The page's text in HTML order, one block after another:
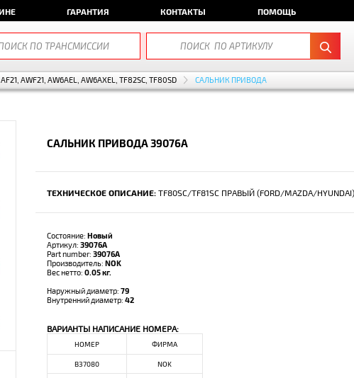
ГАРАНТИЯ КОНТАКТЫ ПОМОЩЬ
AWF21, AW6AEL, AW6AXEL, TF82SC, TF80SD САЛЬНИК ПРИВОДА
САЛЬНИК ПРИВОДА 39076A
ТЕХНИЧЕСКОЕ ОПИСАНИЕ: TF80SC/TF81SC ПРАВЫЙ (FORD/MAZDA/HYUNDAI)
Состояние: Новый
Артикул: 39076A
Part number: 39076A
Производитель: NOK
Вес нетто: 0.05 кг.
Наружный диаметр: 79
Внутренний диаметр: 42
ВАРИАНТЫ НАПИСАНИЕ НОМЕРА:
НОМЕР ФИРМА
B37080 NOK